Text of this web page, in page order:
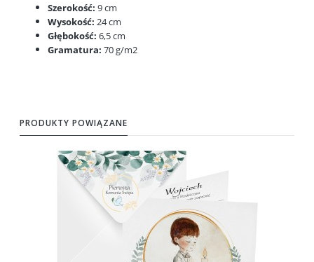
Szerokość: 9 cm
Wysokość: 24 cm
Głębokość: 6,5 cm
Gramatura: 70 g/m2
PRODUKTY POWIĄZANE